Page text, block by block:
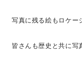
写真に残る絵もロケー
皆さんも歴史と共に写